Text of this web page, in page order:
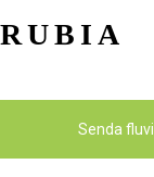
Senda